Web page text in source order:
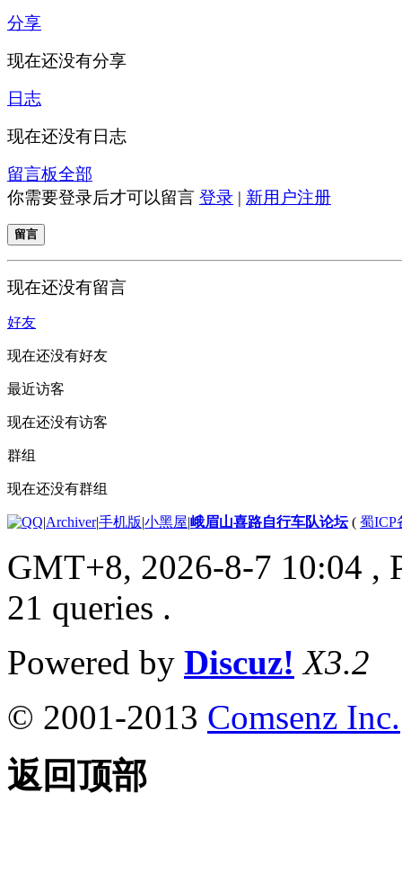
分享
现在还没有分享
日志
现在还没有日志
留言板全部
你需要登录后才可以留言 登录 | 新用户注册
留言
现在还没有留言
好友
现在还没有好友
最近访客
现在还没有访客
群组
现在还没有群组
|Archiver|手机版|小黑屋|峨眉山喜路自行车队论坛( 蜀ICP
GMT+8, 2026-8-7 10:04 ,
21 queries .
Powered by Discuz! X3.2
© 2001-2013 Comsenz Inc.
返回顶部